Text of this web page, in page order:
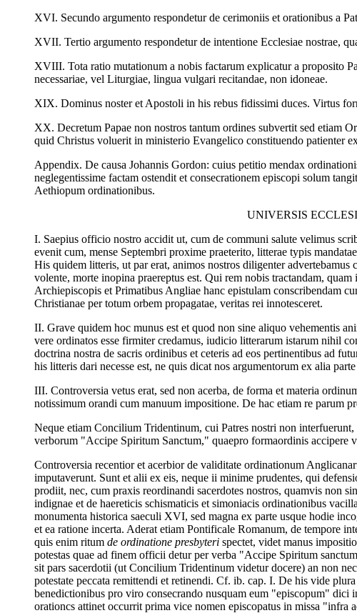
XVI. Secundo argumento respondetur de cerimoniis et orationibus a
XVII. Tertio argumento respondetur de intentione Ecclesiae nostrae,
XVIII. Tota ratio mutationum a nobis factarum explicatur a proposito
necessariae, vel Liturgiae, lingua vulgari recitandae, non idoneae.
XIX. Dominus noster et Apostoli in his rebus fidissimi duces. Virtus
XX. Decretum Papae non nostros tantum ordines subvertit sed etiam
quid Christus voluerit in ministerio Evangelico constituendo patienter
Appendix. De causa Johannis Gordon: cuius petitio mendax
neglegentissime factam ostendit et consecrationem episcopi solum
Aethiopum ordinationibus.
UNIVERSIS
I. Saepius officio nostro accidit ut, cum de communi salute velimus
evenit cum, mense Septembri proxime praeterito, litterae typis
His quidem litteris, ut par erat, animos nostros diligenter
volente, morte inopina praereptus est. Qui rem nobis tractandam,
Archiepiscopis et Primatibus Angliae hanc epistulam conscribendam
Christianae per totum orbem propagatae, veritas rei innotesceret.
II. Grave quidem hoc munus est et quod non sine aliquo vehementis
vere ordinatos esse firmiter credamus, iudicio litterarum istarum nihil
doctrina nostra de sacris ordinibus et ceteris ad eos pertinentibus ad
his litteris dari necesse est, ne quis dicat nos argumentorum ex alia
III. Controversia vetus erat, sed non acerba, de forma et materia
notissimum orandi cum manuum impositione. De hac etiam re parum
Neque etiam Concilium Tridentinum, cui Patres nostri non
verborum "Accipe Spiritum Sanctum," quaepro formaordinis accipere
Controversia recentior et acerbior de validitate ordinationum
imputaverunt. Sunt et alii ex eis, neque ii minime prudentes, qui
prodiit, nec, cum praxis reordinandi sacerdotes nostros, quamvis non
indignae et de haereticis schismaticis et simoniacis ordinationibus
monumenta historica saeculi XVI, sed magna ex parte usque hodie
et ea ratione incerta. Aderat etiam Pontificale Romanum, de tempore
quis enim ritum de ordinatione presbyteri spectet, videt manus
potestas quae ad finem officii detur per verba "Accipe Spiritum
sit pars sacerdotii (ut Concilium Tridentinum videtur docere) an non
potestate peccata remittendi et retinendi. Cf. ib. cap. I. De his vide
benedictionibus pro viro consecrando nusquam eum "episcopum"
orationcs attinet occurrit prima vice nomen episcopatus in missa "infra